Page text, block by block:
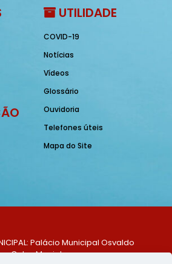
UTILIDADE
COVID-19
Notícias
Vídeos
Glossário
Ouvidoria
Telefones úteis
Mapa do Site
Palácio Municipal Osvaldo
Celso Maciel